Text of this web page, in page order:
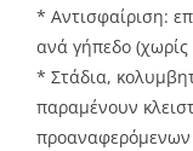
* Αντισφαίριση:
ανά γήπεδο
* Στάδια,
παραμένουν
προαναφερόμενων